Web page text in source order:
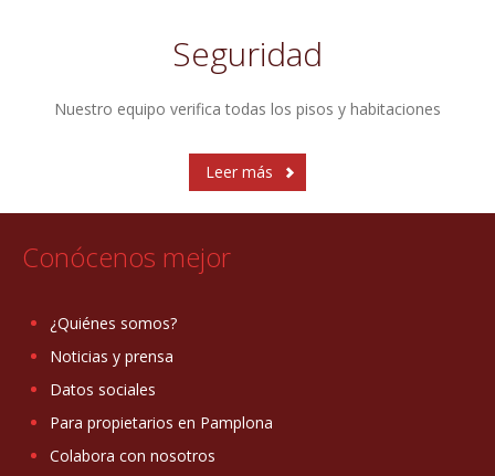
Seguridad
Nuestro equipo verifica todas los pisos y habitaciones
Leer más
Conócenos mejor
¿Quiénes somos?
Noticias y prensa
Datos sociales
Para propietarios en Pamplona
Colabora con nosotros